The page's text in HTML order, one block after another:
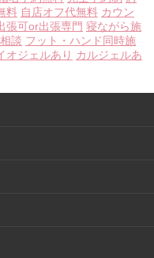
料 自店オフ代無料 カウン
張可or出張専門 寝ながら施
談 フット・ハンド同時施
オジェルあり カルジェルあ